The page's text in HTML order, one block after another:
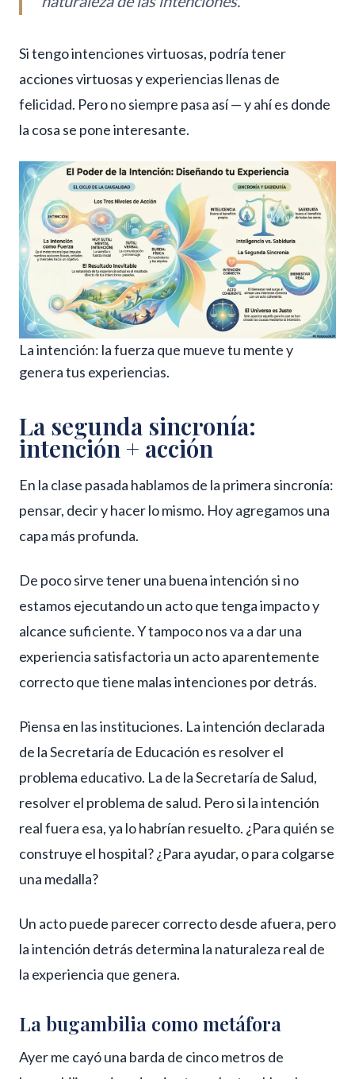
Si tengo intenciones virtuosas, podría tener
acciones virtuosas y experiencias llenas de
felicidad. Pero no siempre pasa así — y ahí es donde
la cosa se pone interesante.
La intención: la fuerza que mueve tu mente y
genera tus experiencias.
La segunda sincronía:
intención + acción
En la clase pasada hablamos de la primera sincronía:
pensar, decir y hacer lo mismo. Hoy agregamos una
capa más profunda.
De poco sirve tener una buena intención si no
estamos ejecutando un acto que tenga impacto y
alcance suficiente. Y tampoco nos va a dar una
experiencia satisfactoria un acto aparentemente
correcto que tiene malas intenciones por detrás.
Piensa en las instituciones. La intención declarada
de la Secretaría de Educación es resolver el
problema educativo. La de la Secretaría de Salud,
resolver el problema de salud. Pero si la intención
real fuera esa, ya lo habrían resuelto. ¿Para quién se
construye el hospital? ¿Para ayudar, o para colgarse
una medalla?
Un acto puede parecer correcto desde afuera, pero
la intención detrás determina la naturaleza real de
la experiencia que genera.
La bugambilia como metáfora
Ayer me cayó una barda de cinco metros de